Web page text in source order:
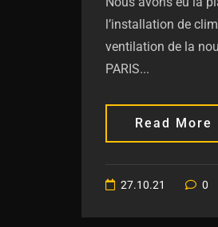
l’installation de
ventilation de la
PARIS...
Read More
27.10.21 0